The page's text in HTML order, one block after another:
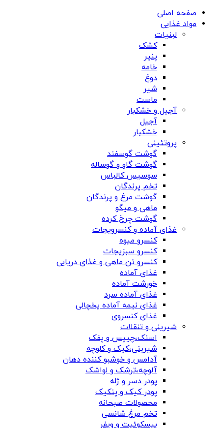
صفحه اصلی
مواد غذایی
لبنیات
کشک
پنیر
خامه
دوغ
شیر
ماست
آجیل و خشکبار
آجیل
خشکبار
پروتئینی
گوشت گوسفند
گوشت گاو و گوساله
سوسیس کالباس
تخم پرندگان
گوشت مرغ و پرندگان
ماهی و میگو
گوشت چرخ کرده
غذای آماده و کنسرویجات
کنسرو میوه
کنسرو سبزیجات
کنسرو تن ماهی و غذای دریایی
غذای آماده
خورشت آماده
غذای آماده سرد
غذای نیمه آماده یخچالی
غذای کنسروی
شیرینی و تنقلات
اسنک،چیپس و پفک
شیرینی،کیک و کلوچه
آدامس و خوشبو کننده دهان
آلوچه،ترشک و لواشک
پودر دسر و ژله
پودر کیک و پنکیک
محصولات صبحانه
تخم مرغ شانسی
بیسکوئیت و ویفر